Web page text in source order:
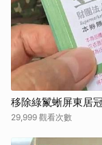
移除綠鬣蜥屏東居
29,999 觀看次數